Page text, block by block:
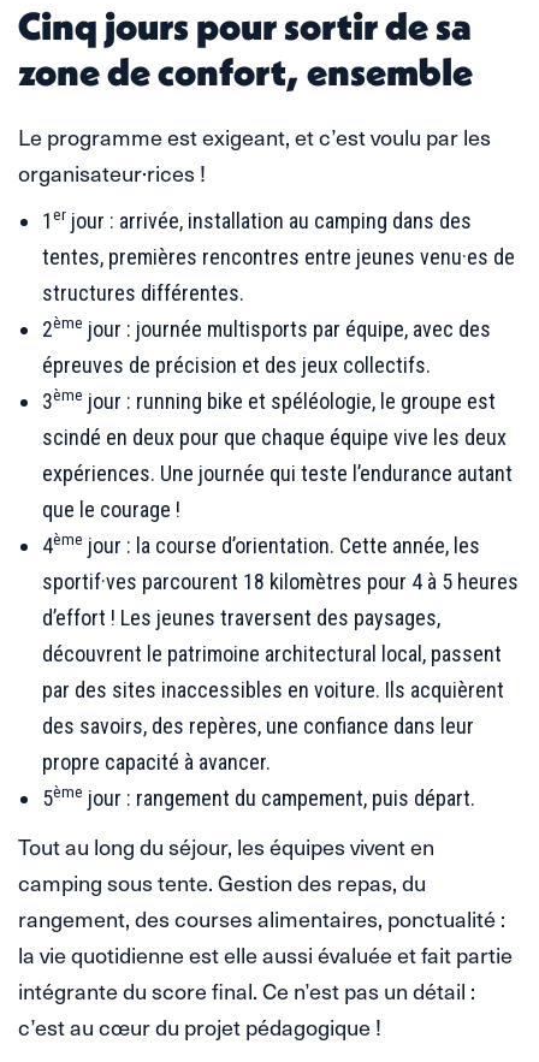
Cinq jours pour sortir de sa
zone de confort, ensemble
Le programme est exigeant, et c’est voulu par les
organisateur·rices !
1er jour : arrivée, installation au camping dans des
tentes, premières rencontres entre jeunes venu·es de
structures différentes.
2ème jour : journée multisports par équipe, avec des
épreuves de précision et des jeux collectifs.
3ème jour : running bike et spéléologie, le groupe est
scindé en deux pour que chaque équipe vive les deux
expériences. Une journée qui teste l’endurance autant
que le courage !
4ème jour : la course d’orientation. Cette année, les
sportif·ves parcourent 18 kilomètres pour 4 à 5 heures
d’effort ! Les jeunes traversent des paysages,
découvrent le patrimoine architectural local, passent
par des sites inaccessibles en voiture. Ils acquièrent
des savoirs, des repères, une confiance dans leur
propre capacité à avancer.
5ème jour : rangement du campement, puis départ.
Tout au long du séjour, les équipes vivent en
camping sous tente. Gestion des repas, du
rangement, des courses alimentaires, ponctualité :
la vie quotidienne est elle aussi évaluée et fait partie
intégrante du score final. Ce n’est pas un détail :
c’est au cœur du projet pédagogique !